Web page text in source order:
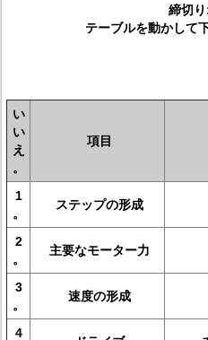
締切
テーブルを動かして
い
い
え
。
項目
1
。
ステップの形成
2
。
主要なモーター力
3
。
速度の形成
4